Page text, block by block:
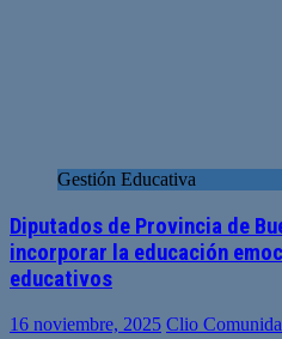
Gestión Educativa
Diputados de Provincia de
incorporar la educación
educativos
16 noviembre, 2025 Clio